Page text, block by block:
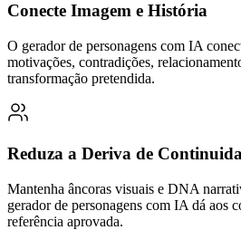
Conecte Imagem e História
O gerador de personagens com IA
motivações, contradições,
transformação pretendida.
Reduza a Deriva de
Mantenha âncoras visuais e DNA
gerador de personagens com IA dá aos
referência aprovada.